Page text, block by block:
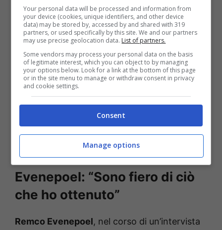
il corridore belga si è trovato a fronteggiare
anche altri atleti di livello del ciclismo
mondiale come Primoz Roglic, Adam Yates,
Carlos Rodriguez e Miguel Landa, tutte
arrivati dietro a Remco in classifica generale.
E’ facile pensare che il prossimo step da
compiere per Evenepoel sia quello di riuscire
a contendersi la vittoria di un Grande Giro
obiettivo dichiarato dallo stesso belga.
Evenepoel: “Sono fiero di ciò
che ho ottenuto”
Remco Evenepoel, nel corso di un’intervista
Your personal data will be processed and information from
your device (cookies, unique identifiers, and other device
data) may be stored by, accessed by and shared with 319
partners, or used specifically by this site. We and our partners
may use precise geolocation data. List of partners.
Some vendors may process your personal data on the basis
of legitimate interest, which you can object to by managing
your options below. Look for a link at the bottom of this page
or in the site menu to manage or withdraw consent in privacy
and cookie settings.
Consent
Manage options